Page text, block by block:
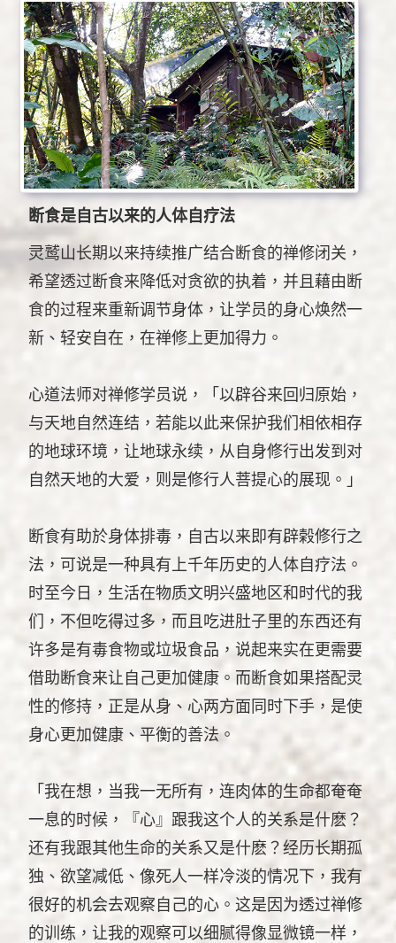
断食是自古以来的人体自疗法
灵鹫山长期以来持续推广结合断食的禅修闭关，
希望透过断食来降低对贪欲的执着，并且藉由断
食的过程来重新调节身体，让学员的身心焕然一
新、轻安自在，在禅修上更加得力。
心道法师对禅修学员说，「以辟谷来回归原始，
与天地自然连结，若能以此来保护我们相依相存
的地球环境，让地球永续，从自身修行出发到对
自然天地的大爱，则是修行人菩提心的展现。」
断食有助於身体排毒，自古以来即有辟榖修行之
法，可说是一种具有上千年历史的人体自疗法。
时至今日，生活在物质文明兴盛地区和时代的我
们，不但吃得过多，而且吃进肚子里的东西还有
许多是有毒食物或垃圾食品，说起来实在更需要
借助断食来让自己更加健康。而断食如果搭配灵
性的修持，正是从身、心两方面同时下手，是使
身心更加健康、平衡的善法。
「我在想，当我一无所有，连肉体的生命都奄奄
一息的时候，『心』跟我这个人的关系是什麽？
还有我跟其他生命的关系又是什麽？经历长期孤
独、欲望减低、像死人一样冷淡的情况下，我有
很好的机会去观察自己的心。这是因为透过禅修
的训练，让我的观察可以细腻得像显微镜一样，